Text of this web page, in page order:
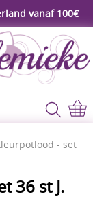
vanaf 100€
- set
36 st J.